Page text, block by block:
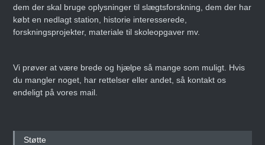
dem der skal bruge oplysninger til slægtsforskning, dem der har
købt en nedlagt station, historie interesserede,
forskningsprojekter, materiale til skoleopgaver mv.
Vi prøver at være brede og hjælpe så mange som muligt. Hvis
du mangler noget, har rettelser eller andet, så kontakt os
endeligt på vores mail.
Støtte